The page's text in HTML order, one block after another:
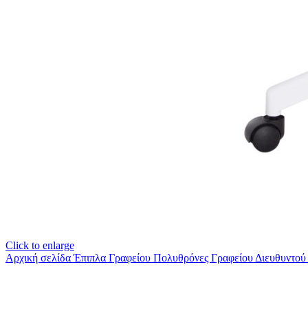
Click to enlarge
Αρχική σελίδαΈπιπλα Γραφείου Πολυθρόνες Γραφείου Διευθυντού